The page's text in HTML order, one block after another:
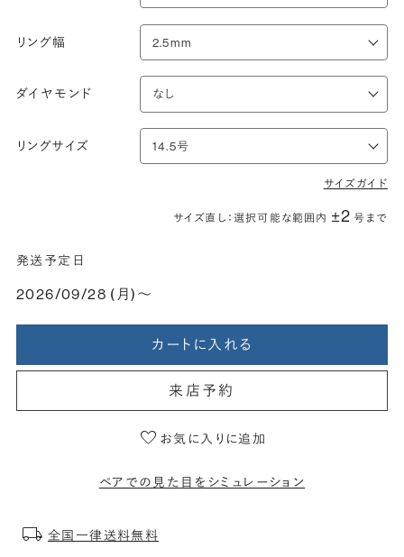
リング幅
ダイヤモンド
リングサイズ
サイズガイド
サイズ直し：選択可能な範囲内 ±2 号まで
発送予定日
2026/09/28 (月)〜
カートに入れる
来店予約
お気に入りに追加
ペアでの見た目をシミュレーション
全国一律送料無料